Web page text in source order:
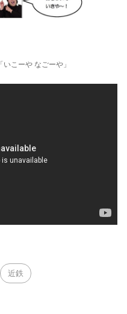
こーや なごーや」
近鉄